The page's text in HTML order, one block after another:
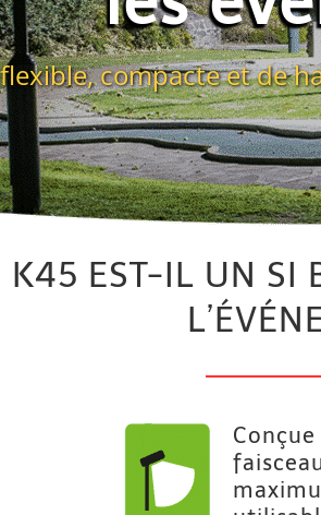
compacte et de
EST-IL UN SI